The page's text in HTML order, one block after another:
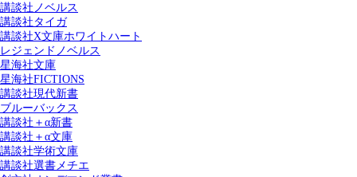
講談社ノベルス
講談社タイガ
講談社X文庫ホワイトハート
レジェンドノベルス
星海社文庫
星海社FICTIONS
講談社現代新書
ブルーバックス
講談社＋α新書
講談社＋α文庫
講談社学術文庫
講談社選書メチエ